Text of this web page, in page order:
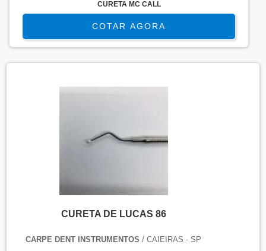
CURETA MC CALL
COTAR AGORA
CURETA DE LUCAS 86
CARPE DENT INSTRUMENTOS / CAIEIRAS - SP